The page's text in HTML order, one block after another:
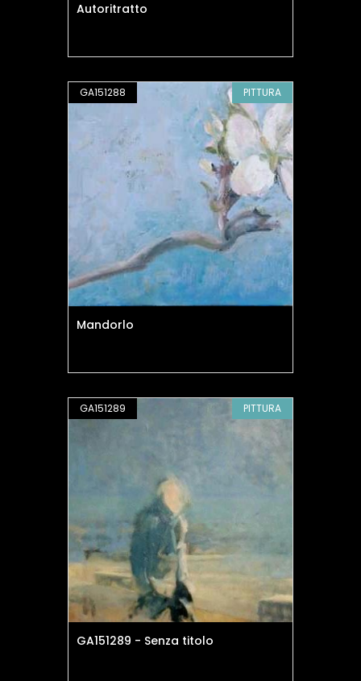
Autoritratto
GA151288 PITTURA
Mandorlo
GA151289 PITTURA
GA151289 - Senza titolo